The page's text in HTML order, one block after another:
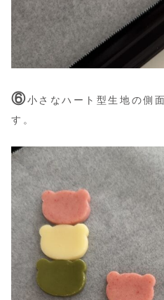
⑥小さなハート型生地の側
す。